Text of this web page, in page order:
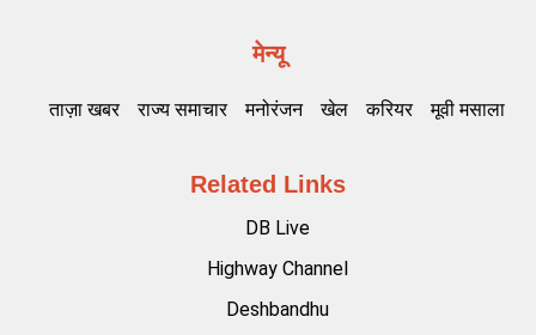
मेन्यू
ताज़ा खबर राज्य समाचार मनोरंजन खेल करियर मूवी मसाला
Related Links
DB Live
Highway Channel
Deshbandhu